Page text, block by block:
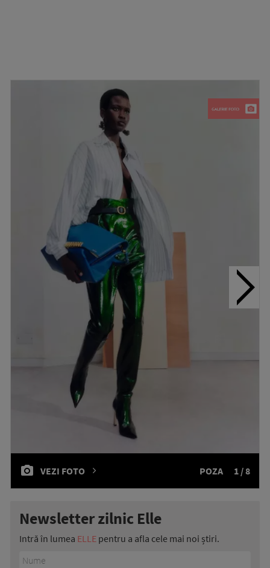
VEZI FOTO POZA 1 / 8
Newsletter zilnic Elle
Intră în lumea ELLE pentru a afla cele mai noi știri.